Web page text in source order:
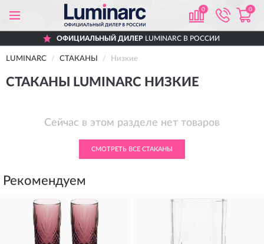
0 0
ОФИЦИАЛЬНЫЙ ДИЛЕР LUMINARC В РОССИИ
LUMINARC СТАКАНЫ Низкие
СТАКАНЫ LUMINARC НИЗКИЕ
Сейчас в этом разделе нет товаров
СМОТРЕТЬ ВСЕ СТАКАНЫ
Рекомендуем